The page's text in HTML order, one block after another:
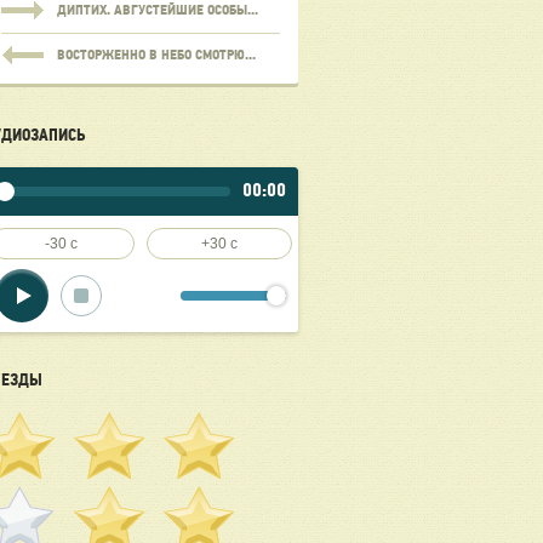
ДИПТИХ. АВГУСТЕЙШИЕ ОСОБЫ...
ВОСТОРЖЕННО В НЕБО СМОТРЮ...
00:00
-30 c +30 c